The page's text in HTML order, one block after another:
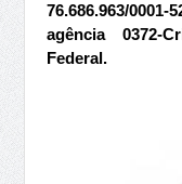
76.686.963/
agência 0372-
Federal.